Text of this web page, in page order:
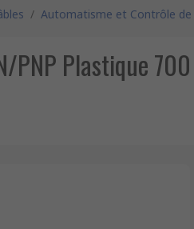
/ Automatisme et Contrôle de
PNP Plastique